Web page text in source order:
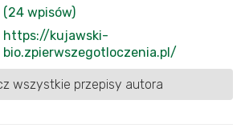
(24 wpisów)
https://kujawski-
bio.zpierwszegotloczenia.pl/
wszystkie przepisy autora